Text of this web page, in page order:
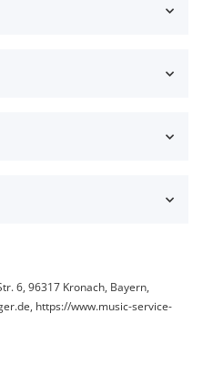
6, 96317 Kronach, Bayern,
https://www.music-service-